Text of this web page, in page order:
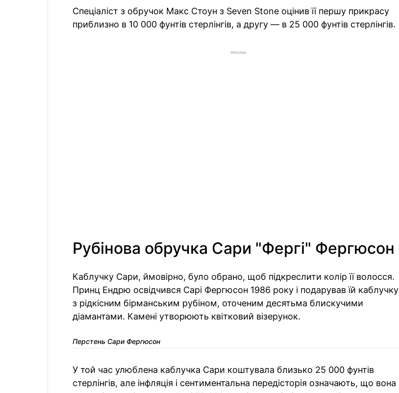
Спеціаліст з обручок Макс Стоун з Seven Stone оцінив її першу прикрасу
приблизно в 10 000 фунтів стерлінгів, а другу — в 25 000 фунтів стерлінгів.
РЕКЛАМА
Рубінова обручка Сари "Фергі" Фергюсон
Каблучку Сари, ймовірно, було обрано, щоб підкреслити колір її волосся.
Принц Ендрю освідчився Сарі Фергюсон 1986 року і подарував їй каблучку
з рідкісним бірманським рубіном, оточеним десятьма блискучими
діамантами. Камені утворюють квітковий візерунок.
Перстень Сари Фергюсон
У той час улюблена каблучка Сари коштувала близько 25 000 фунтів
стерлінгів, але інфляція і сентиментальна передісторія означають, що вона